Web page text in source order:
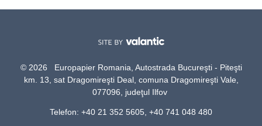
© 2026 Europapier Romania, Autostrada Bucureşti - Piteşti
km. 13, sat Dragomireşti Deal, comuna Dragomireşti Vale,
077096, judeţul Ilfov
Telefon: +40 21 352 5605, +40 741 048 480